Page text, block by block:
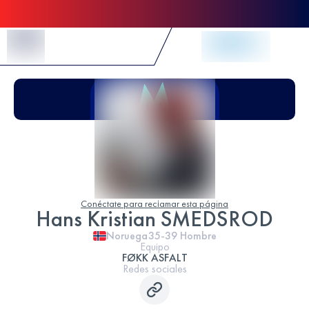
Conéctate para reclamar esta página
Hans Kristian SMEDSROD
Noruega35-39 Hombre
Equipo
FØKK ASFALT
Redes sociales